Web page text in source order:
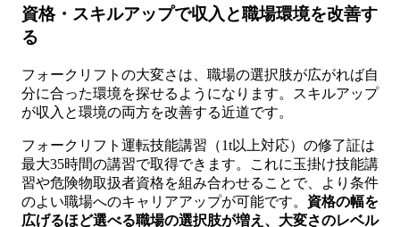
資格・スキルアップで収入と職場環境を改善す
る
フォークリフトの大変さは、職場の選択肢が広がれば自
分に合った環境を探せるようになります。スキルアップ
が収入と環境の両方を改善する近道です。
フォークリフト運転技能講習（1t以上対応）の修了証は
最大35時間の講習で取得できます。これに玉掛け技能講
習や危険物取扱者資格を組み合わせることで、より条件
のよい職場へのキャリアアップが可能です。 資格の幅を
広げるほど選べる職場の選択肢が増え、大変さのレベル